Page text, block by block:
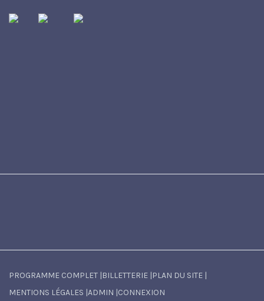
PROGRAMME COMPLET |BILLETTERIE |PLAN DU SITE |
MENTIONS LÉGALES |ADMIN |CONNEXION